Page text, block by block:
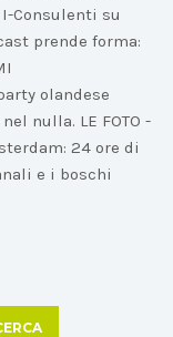
Consulenti su
prende forma:
olandese
nulla. LE FOTO -
24 ore di
e i boschi